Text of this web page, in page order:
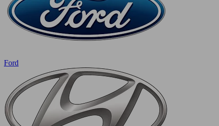
Ford